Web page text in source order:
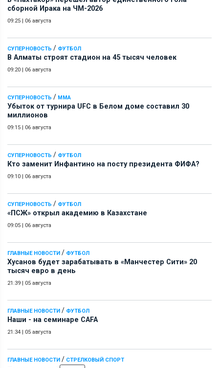
сборной Ирака на ЧМ-2026
09:25 | 06 августа
СУПЕРНОВОСТЬ / ФУТБОЛ
В Алматы строят стадион на 45 тысяч человек
09:20 | 06 августа
СУПЕРНОВОСТЬ / ММА
Убыток от турнира UFC в Белом доме составил 30
миллионов
09:15 | 06 августа
СУПЕРНОВОСТЬ / ФУТБОЛ
Кто заменит Инфантино на посту президента ФИФА?
09:10 | 06 августа
СУПЕРНОВОСТЬ / ФУТБОЛ
«ПСЖ» открыл академию в Казахстане
09:05 | 06 августа
ГЛАВНЫЕ НОВОСТИ / ФУТБОЛ
Хусанов будет зарабатывать в «Манчестер Сити» 20
тысяч евро в день
21:39 | 05 августа
ГЛАВНЫЕ НОВОСТИ / ФУТБОЛ
Наши - на семинаре СAFA
21:34 | 05 августа
ГЛАВНЫЕ НОВОСТИ / СТРЕЛКОВЫЙ СПОРТ